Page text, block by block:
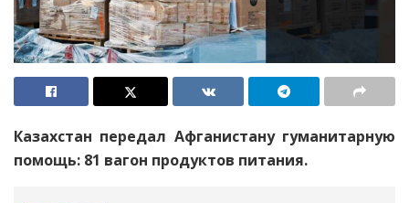
Казахстан передал Афганистану гуманитарную
помощь: 81 вагон продуктов питания.